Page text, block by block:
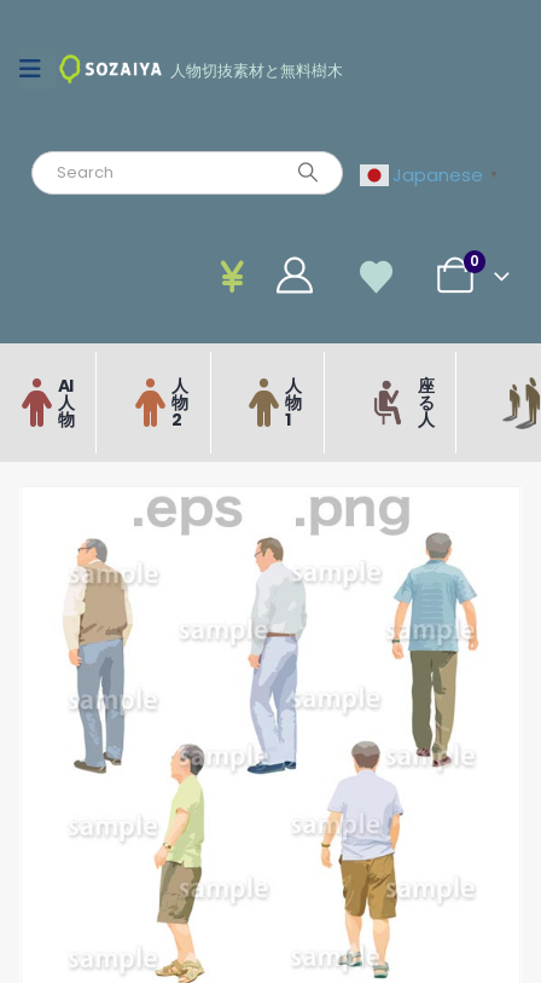
人物切抜素材と無料樹木
Japanese ▼
0
AI
人
物
人
物
2
人
物
1
座
る
人